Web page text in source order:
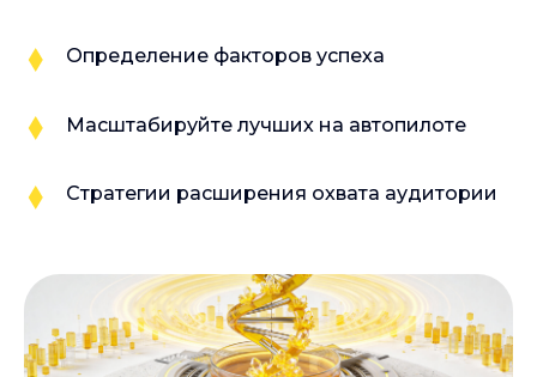
Определение факторов успеха
Масштабируйте лучших на автопилоте
Стратегии расширения охвата аудитории